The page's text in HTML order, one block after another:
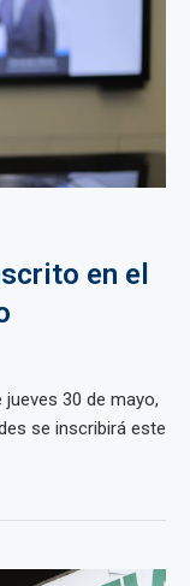
en el
30 de mayo,
se inscribirá este